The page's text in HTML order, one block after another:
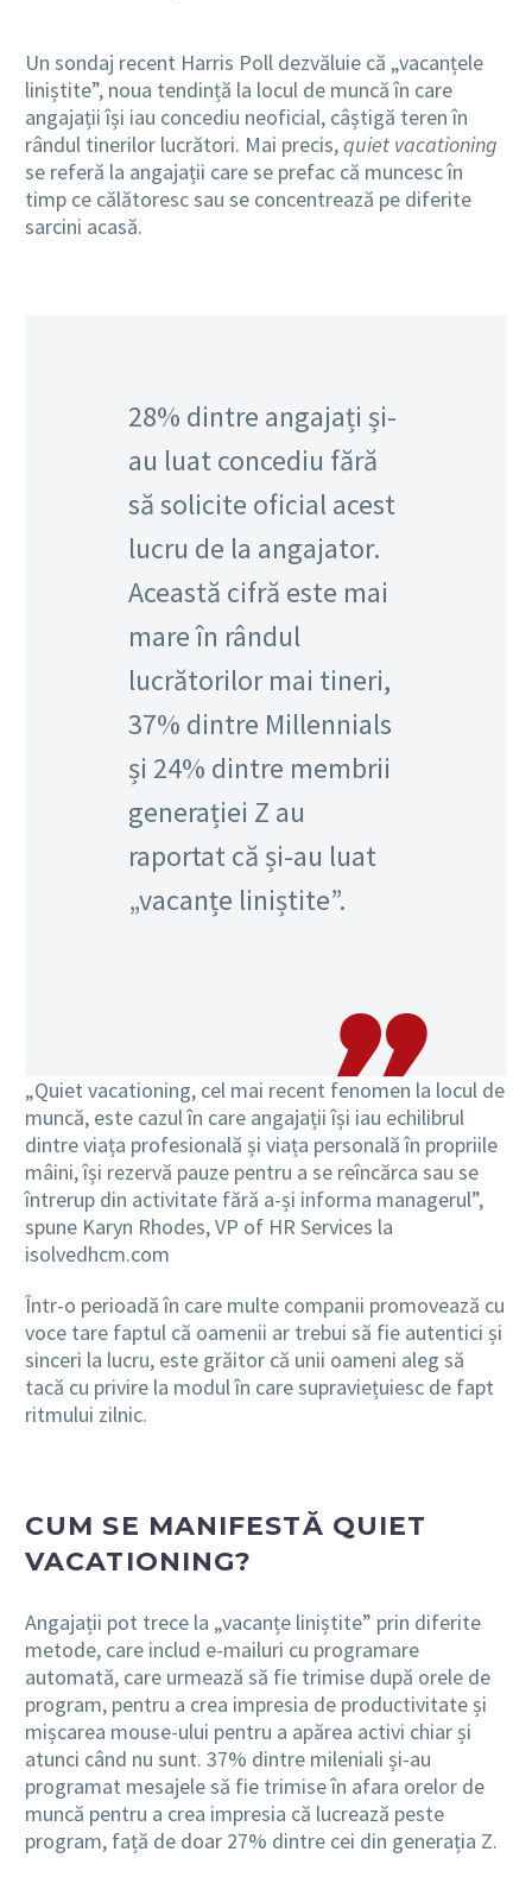
Un sondaj recent Harris Poll dezvăluie că „vacanțele
liniștite”, noua tendință la locul de muncă în care
angajații își iau concediu neoficial, câștigă teren în
rândul tinerilor lucrători. Mai precis,quiet vacationing
se referă la angajații care se prefac că muncesc în
timp ce călătoresc sau se concentrează pe diferite
sarcini acasă.
28% dintre angajați și-
au luat concediu fără
să solicite oficial acest
lucru de la angajator.
Această cifră este mai
mare în rândul
lucrătorilor mai tineri,
37% dintre Millennials
și 24% dintre membrii
generației Z au
raportat că și-au luat
„vacanțe liniștite”.
„Quiet vacationing, cel mai recent fenomen la locul de
muncă, este cazul în care angajații își iau echilibrul
dintre viața profesională și viața personală în propriile
mâini, își rezervă pauze pentru a se reîncărca sau se
întrerup din activitate fără a-și informa managerul”,
spune Karyn Rhodes, VP of HR Services la
isolvedhcm.com
Într-o perioadă în care multe companii promovează cu
voce tare faptul că oamenii ar trebui să fie autentici și
sinceri la lucru, este grăitor că unii oameni aleg să
tacă cu privire la modul în care supraviețuiesc de fapt
ritmului zilnic.
CUM SE MANIFESTĂ QUIET
VACATIONING?
Angajații pot trece la „vacanțe liniștite” prin diferite
metode, care includ e-mailuri cu programare
automată, care urmează să fie trimise după orele de
program, pentru a crea impresia de productivitate și
mișcarea mouse-ului pentru a apărea activi chiar și
atunci când nu sunt. 37% dintre mileniali și-au
programat mesajele să fie trimise în afara orelor de
muncă pentru a crea impresia că lucrează peste
program, față de doar 27% dintre cei din generația Z.